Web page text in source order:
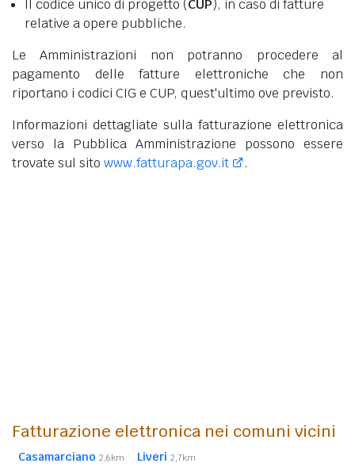
Il codice unico di progetto (CUP), in caso di fatture
relative a opere pubbliche.
Le Amministrazioni non potranno procedere al
pagamento delle fatture elettroniche che non
riportano i codici CIG e CUP, quest'ultimo ove previsto.
Informazioni dettagliate sulla fatturazione elettronica
verso la Pubblica Amministrazione possono essere
trovate sul sito www.fatturapa.gov.it .
Fatturazione elettronica nei comuni vicini
Casamarciano 2,6km Liveri 2,7km